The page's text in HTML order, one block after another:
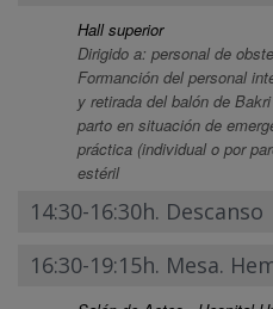
Hall superior
Dirigido a: personal de
Formanción del personal
y retirada del balón de
parto en situación de
práctica (individual o por
estéril
14:30-16:30h. Descanso
16:30-19:15h. Mesa.